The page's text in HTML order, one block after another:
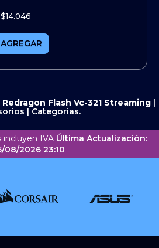
$14.046
AGREGAR
Flash Vc-321 Streaming|
| Categorias.
incluyen IVA Última Actualización:
08/2026 23:10